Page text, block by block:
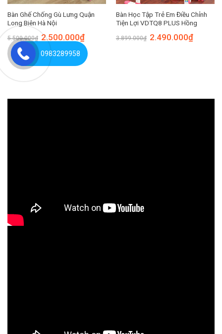
Bàn Ghế Chống Gù Lưng Quận
Long Biên Hà Nội
5.500.000₫ 2.500.000₫
Bàn Học Tập Trẻ Em Điều Chỉnh
Tiện Lợi VDTQ8 PLUS Hồng
3.899.000₫ 2.490.000₫
0983289958